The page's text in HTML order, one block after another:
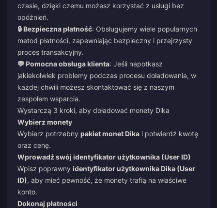
czasie, dzięki czemu możesz korzystać z usługi bez
opóźnień.
🔒 Bezpieczna płatność: Obsługujemy wiele popularnych
metod płatności, zapewniając bezpieczny i przejrzysty
proces transakcyjny.
💬 Pomocna obsługa klienta: Jeśli napotkasz
jakiekolwiek problemy podczas procesu doładowania, w
każdej chwili możesz skontaktować się z naszym
zespołem wsparcia.
Wystarczą 3 kroki, aby doładować monety Dika
Wybierz monety
Wybierz potrzebny pakiet monet Dika i potwierdź kwotę
oraz cenę.
Wprowadź swój identyfikator użytkownika (User ID)
Wpisz poprawny identyfikator użytkownika Dika (User
ID), aby mieć pewność, że monety trafią na właściwe
konto.
Dokonaj płatności